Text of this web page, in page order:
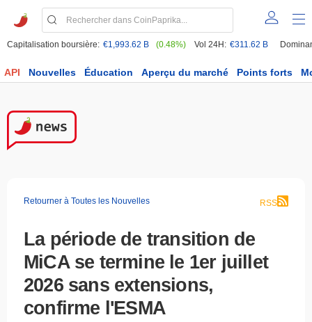
Capitalisation boursière: €1,993.62 B (0.48%) Vol 24H: €311.62 B
API Nouvelles Éducation Aperçu du marché Points forts
Retourner à Toutes les Nouvelles RSS
La période de transition de
MiCA se termine le 1er juillet
2026 sans extensions,
confirme l'ESMA